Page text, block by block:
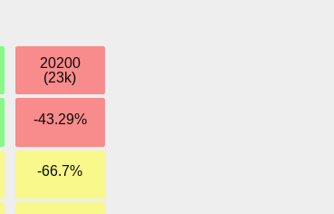
20200
(23k)
-43.29%
-66.7%